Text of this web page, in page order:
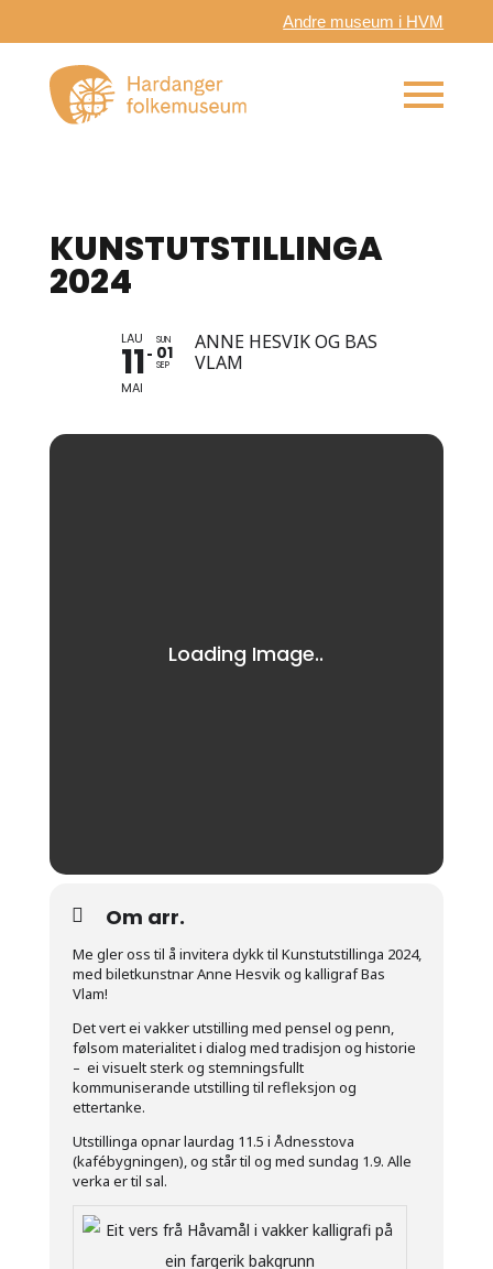
Andre museum i HVM
KUNSTUTSTILLINGA
2024
LAU
11
MAI
SUN
01
SEP
ANNE HESVIK OG BAS
VLAM
Om arr.
Me gler oss til å invitera dykk til Kunstutstillinga 2024,
med biletkunstnar Anne Hesvik og kalligraf Bas
Vlam!
Det vert ei vakker utstilling med pensel og penn,
følsom materialitet i dialog med tradisjon og historie
– ei visuelt sterk og stemningsfullt
kommuniserande utstilling til refleksjon og
ettertanke.
Utstillinga opnar laurdag 11.5 i Ådnesstova
(kafébygningen), og står til og med sundag 1.9. Alle
verka er til sal.